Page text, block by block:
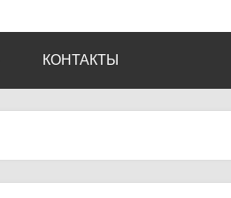
КОНТАКТЫ